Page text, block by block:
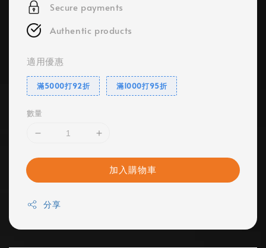
Secure payments
Authentic products
適用優惠
滿5000打92折 滿1000打95折
數量
加入購物車
分享